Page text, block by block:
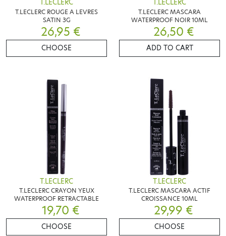
T.LECLERC
T.LECLERC ROUGE A LEVRES
SATIN 3G
26,95 €
CHOOSE
T.LECLERC
T.LECLERC MASCARA
WATERPROOF NOIR 10ML
26,50 €
ADD TO CART
T.LECLERC
T.LECLERC CRAYON YEUX
WATERPROOF RETRACTABLE
19,70 €
CHOOSE
T.LECLERC
T.LECLERC MASCARA ACTIF
CROISSANCE 10ML
29,99 €
CHOOSE